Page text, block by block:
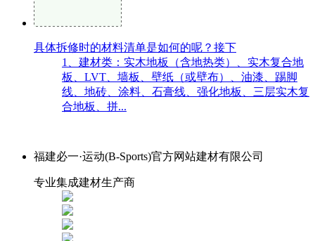
具体拆修时的材料清单是如何的呢？接下
1、建材类：实木地板（含地热类）、实木复合地
板、LVT、墙板、壁纸（或壁布）、油漆、踢脚
线、地砖、涂料、石膏线、强化地板、三层实木复
合地板、拼...
福建必一·运动(B-Sports)官方网站建材有限公司
专业集成建材生产商